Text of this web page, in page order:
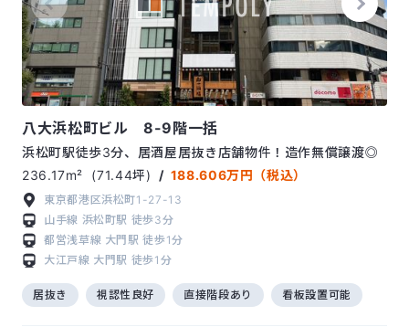
八大浜松町ビル 8-9階一括
浜松町駅徒歩3分、居酒屋居抜き店舗物件！造作無償譲渡◎
236.17m²
(71.44坪) / 188.606万円（税込）
東京都港区浜松町1-27-13
山手線 浜松町駅 徒歩3分
都営浅草線 大門駅徒歩1分
大江戸線 大門駅 徒歩1分
居抜き 視認性良好 直接階段あり 看板設置可能